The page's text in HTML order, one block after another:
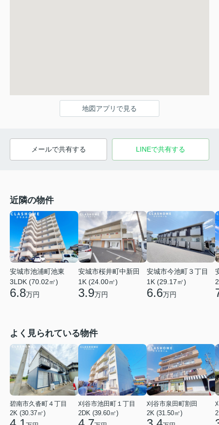
地図アプリで見る
メールで共有する LINEで共有する
近隣の物件
安城市池浦町池東
3LDK (70.02㎡)
6.8万円
安城市桜井町中新田
1K (24.00㎡)
3.9万円
安城市今池町３丁目
1K (29.17㎡)
6.6万円
よく見られている物件
碧南市久沓町４丁目
2K (30.37㎡)
刈谷市池田町１丁目
2DK (39.60㎡)
刈谷市泉田町割田
2K (31.50㎡)